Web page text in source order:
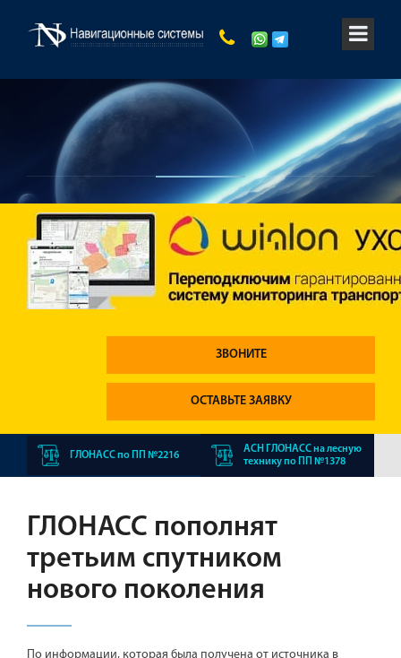
ЗВОНИТЕ
ОСТАВЬТЕ ЗАЯВКУ
ГЛОНАСС по ПП №2216
АСН ГЛОНАСС на лесную
технику по ПП №1378
ГЛОНАСС пополнят
третьим спутником
нового поколения
По информации, которая была получена от источника в